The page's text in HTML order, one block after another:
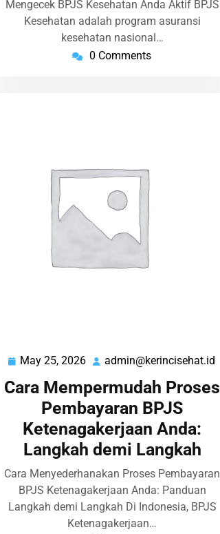
Mengecek BPJS Kesehatan Anda Aktif BPJS
Kesehatan adalah program asuransi
kesehatan nasional…
0 Comments
May 25, 2026 May
2026
admin@kerincisehat.id
Cara Mempermudah Proses
Pembayaran BPJS
Ketenagakerjaan Anda:
Langkah demi Langkah
Cara Menyederhanakan Proses Pembayaran
BPJS Ketenagakerjaan Anda: Panduan
Langkah demi Langkah Di Indonesia, BPJS
Ketenagakerjaan…